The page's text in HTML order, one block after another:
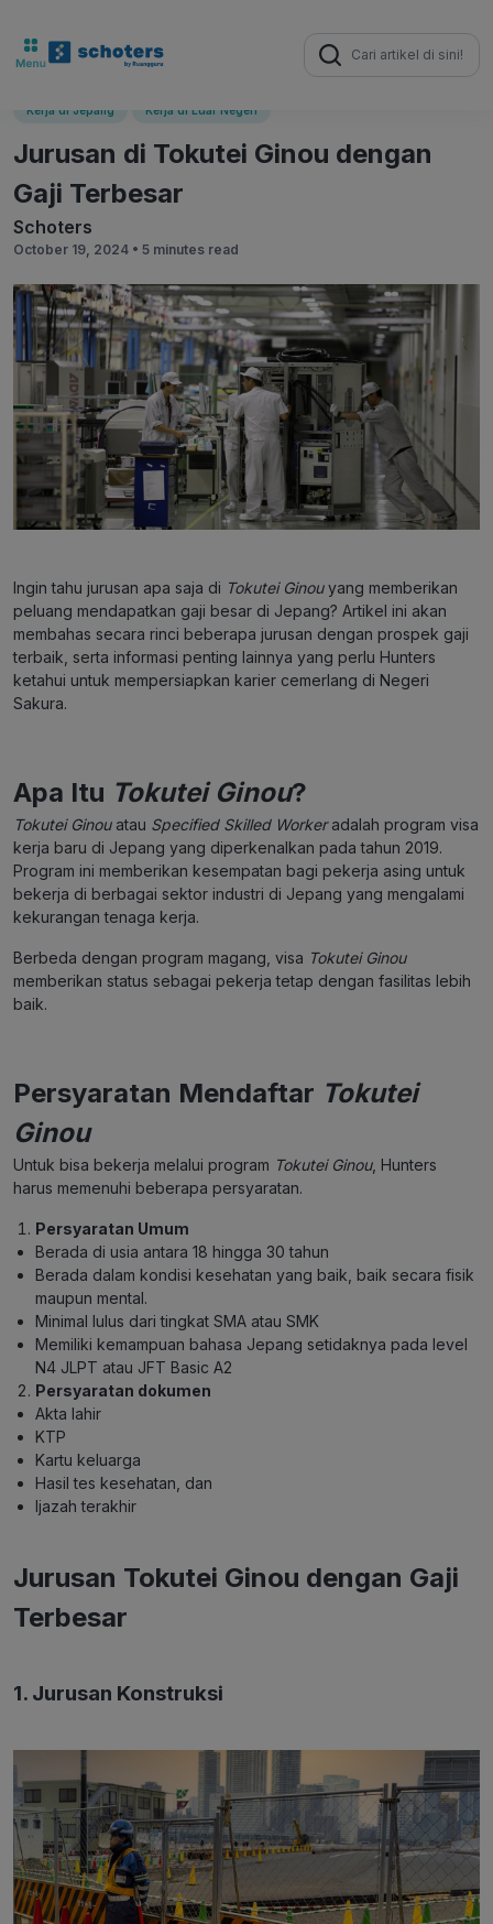
Search
for:
Kerja di Jepang Kerja di Luar Negeri
Jurusan di Tokutei Ginou dengan
Gaji Terbesar
Schoters
October 19, 2024 • 5 minutes read
Ingin tahu jurusan apa saja di Tokutei Ginouyang memberikan
peluang mendapatkan gaji besar di Jepang? Artikel ini akan
membahas secara rinci beberapa jurusan dengan prospek gaji
terbaik, serta informasi penting lainnya yang perlu Hunters
ketahui untuk mempersiapkan karier cemerlang di Negeri
Sakura.
Apa Itu Tokutei Ginou?
Tokutei Ginouatau Specified Skilled Workeradalah program visa
kerja baru di Jepang yang diperkenalkan pada tahun 2019.
Program ini memberikan kesempatan bagi pekerja asing untuk
bekerja di berbagai sektor industri di Jepang yang mengalami
kekurangan tenaga kerja​.
Berbeda dengan program magang, visa Tokutei Ginou
memberikan status sebagai pekerja tetap dengan fasilitas lebih
baik.
Persyaratan Mendaftar Tokutei
Ginou
Untuk bisa bekerja melalui program Tokutei Ginou, Hunters
harus memenuhi beberapa persyaratan.
Persyaratan Umum
Berada di usia antara 18 hingga 30 tahun
Berada dalam kondisi kesehatan yang baik, baik secara fisik
maupun mental.
Minimal lulus dari tingkat SMA atau SMK​
Memiliki kemampuan bahasa Jepang setidaknya pada level
N4 JLPT atau JFT Basic A2​
Persyaratan dokumen
Akta lahir
KTP
Kartu keluarga
Hasil tes kesehatan, dan
Ijazah terakhir
Jurusan Tokutei Ginou dengan Gaji
Terbesar
1. Jurusan Konstruksi